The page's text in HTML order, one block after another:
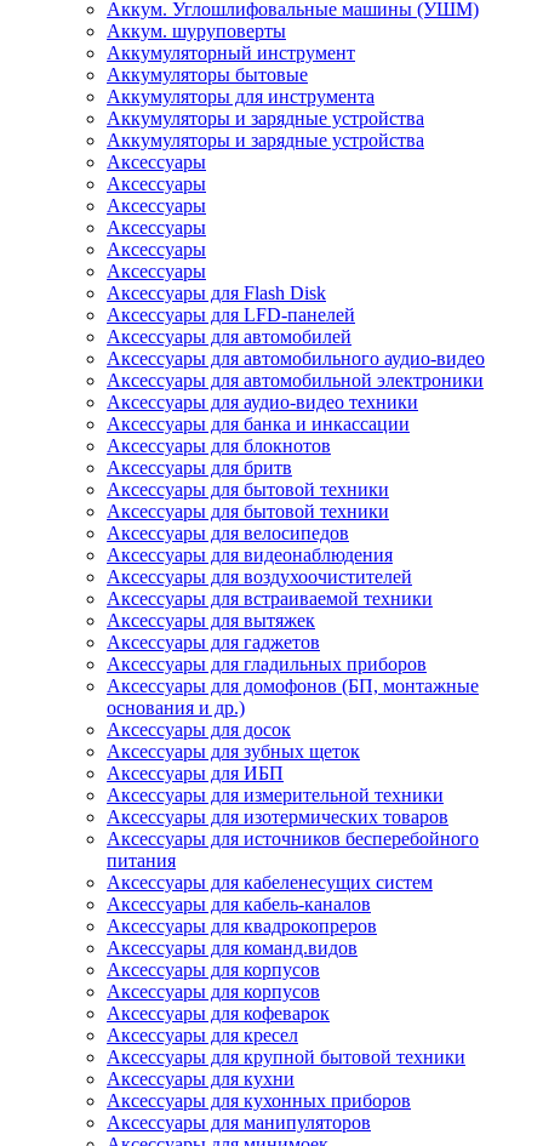
Аккум. Углошлифовальные машины (УШМ)
Аккум. шуруповерты
Аккумуляторный инструмент
Аккумуляторы бытовые
Аккумуляторы для инструмента
Аккумуляторы и зарядные устройства
Аккумуляторы и зарядные устройства
Аксессуары
Аксессуары
Аксессуары
Аксессуары
Аксессуары
Аксессуары
Аксессуары для Flash Disk
Аксессуары для LFD-панелей
Аксессуары для автомобилей
Аксессуары для автомобильного аудио-видео
Аксессуары для автомобильной электроники
Аксессуары для аудио-видео техники
Аксессуары для банка и инкассации
Аксессуары для блокнотов
Аксессуары для бритв
Аксессуары для бытовой техники
Аксессуары для бытовой техники
Аксессуары для велосипедов
Аксессуары для видеонаблюдения
Аксессуары для воздухоочистителей
Аксессуары для встраиваемой техники
Аксессуары для вытяжек
Аксессуары для гаджетов
Аксессуары для гладильных приборов
Аксессуары для домофонов (БП, монтажные
основания и др.)
Аксессуары для досок
Аксессуары для зубных щеток
Аксессуары для ИБП
Аксессуары для измерительной техники
Аксессуары для изотермических товаров
Аксессуары для источников бесперебойного
питания
Аксессуары для кабеленесущих систем
Аксессуары для кабель-каналов
Аксессуары для квадрокопреров
Аксессуары для команд.видов
Аксессуары для корпусов
Аксессуары для корпусов
Аксессуары для кофеварок
Аксессуары для кресел
Аксессуары для крупной бытовой техники
Аксессуары для кухни
Аксессуары для кухонных приборов
Аксессуары для манипуляторов